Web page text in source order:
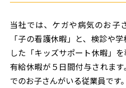
当社では、ケガや病気のお子
「子の看護休暇」と、検診や
した「キッズサポート休暇」
有給休暇が５日間付与されま
でのお子さんがいる従業員です。